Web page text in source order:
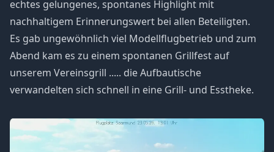
echtes gelungenes, spontanes Highlight mit
nachhaltigem Erinnerungswert bei allen Beteiligten.
Es gab ungewöhnlich viel Modellflugbetrieb und zum
Abend kam es zu einem spontanen Grillfest auf
unserem Vereinsgrill ..... die Aufbautische
verwandelten sich schnell in eine Grill- und Esstheke.